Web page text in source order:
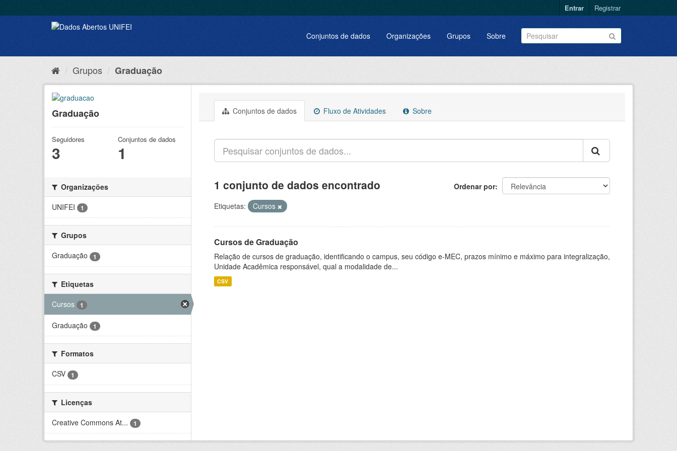
Entrar Registrar
Conjuntos de dados Organizações Grupos Sobre
Grupos Graduação
Graduação
Seguidores
3
Conjuntos de dados
1
Organizações
UNIFEI
1
Grupos
Graduação
1
Etiquetas
Cursos
1
Graduação 1
Formatos
CSV
1
Licenças
Creative Commons At...
1
Conjuntos de dados Fluxo de Atividades Sobre
Ordenar por
1 conjunto de dados encontrado
Etiquetas: Cursos
Cursos de Graduação
Relação de cursos de graduação, identificando o campus, seu código e-MEC, prazos mínimo e máximo para integralização,
Unidade Acadêmica responsável, qual a modalidade de...
CSV